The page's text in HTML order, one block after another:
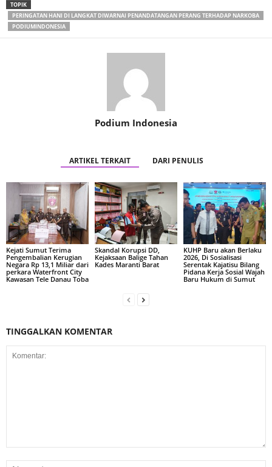
TOPIK
PERINGATAN HANI DI LANGKAT DIWARNAI PENANDATANGAN PERANG TERHADAP NARKOBA
PODIUMINDONESIA
Podium Indonesia
ARTIKEL TERKAIT DARI PENULIS
Kejati Sumut Terima
Pengembalian Kerugian
Negara Rp 13,1 Miliar dari
perkara Waterfront City
Kawasan Tele Danau Toba
Skandal Korupsi DD,
Kejaksaan Balige Tahan
Kades Maranti Barat
KUHP Baru akan Berlaku
2026, Di Sosialisasi
Serentak Kajatisu Bilang
Pidana Kerja Sosial Wajah
Baru Hukum di Sumut
TINGGALKAN KOMENTAR